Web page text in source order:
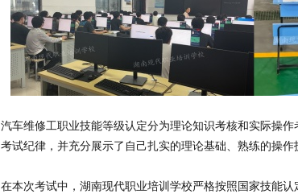
汽车维修工职业技能等级认定分为理论知识考核和实际操
考试纪律，并充分展示了自己扎实的理论基础、熟练的操作
在本次考试中，湖南现代职业培训学校严格按照国家技能